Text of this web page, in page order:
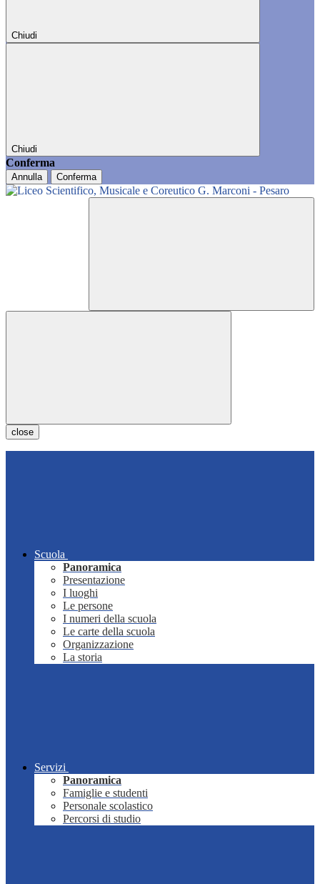
Chiudi
Chiudi
Conferma
Annulla Conferma
close
Scuola
Panoramica
Presentazione
I luoghi
Le persone
I numeri della scuola
Le carte della scuola
Organizzazione
La storia
Servizi
Panoramica
Famiglie e studenti
Personale scolastico
Percorsi di studio